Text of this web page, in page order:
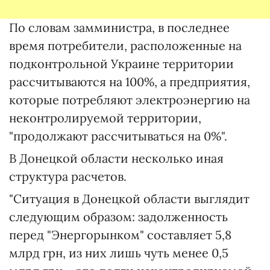
По словам замминистра, в последнее
время потребители, расположенные на
подконтрольной Украине территории
рассчитываются на 100%, а предприятия,
которые потребляют электроэнергию на
неконтролируемой территории,
"продолжают рассчитываться на 0%".
В Донецкой области несколько иная
структура расчетов.
"Ситуация в Донецкой области выглядит
следующим образом: задолженность
перед "Энергорынком" составляет 5,8
млрд грн, из них лишь чуть менее 0,5